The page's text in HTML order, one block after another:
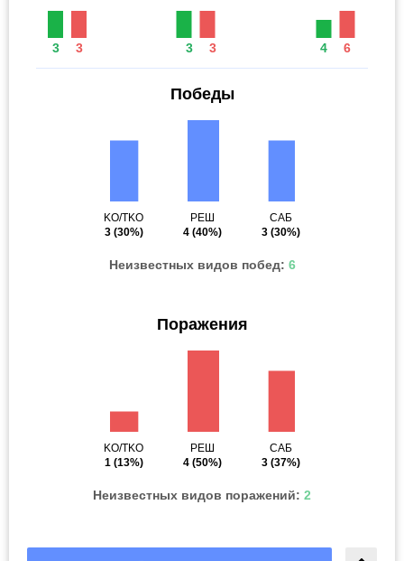
3 3 3 3 4 6
Победы
KO/TKO
3(30%)
РЕШ
4 (40%)
САБ
3 (30%)
Неизвестных видов побед: 6
Поражения
KO/TKO
1(13%)
РЕШ
4 (50%)
САБ
3 (37%)
Неизвестных видов поражений: 2